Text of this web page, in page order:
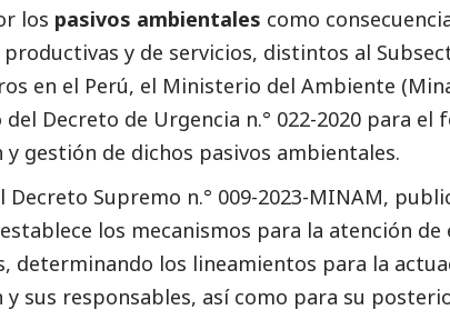
los pasivos ambientales como
y de servicios, distintos al
en el Perú, el Ministerio del Ambiente
del Decreto de Urgencia n.° 022-2020 para
y gestión de dichos pasivos ambientales.
Decreto Supremo n.° 009-2023-MINAM,
los mecanismos para la atención de
determinando los lineamientos para la
y sus responsables, así como para su